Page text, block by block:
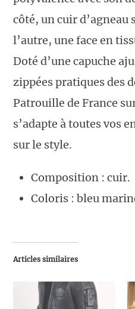
côté, un cuir d’agneau
l’autre, une face en
Doté d’une capuche
zippées pratiques des
Patrouille de France
s’adapte à toutes vos
sur le style.
Composition : cuir.
Coloris : bleu
Articles similaires